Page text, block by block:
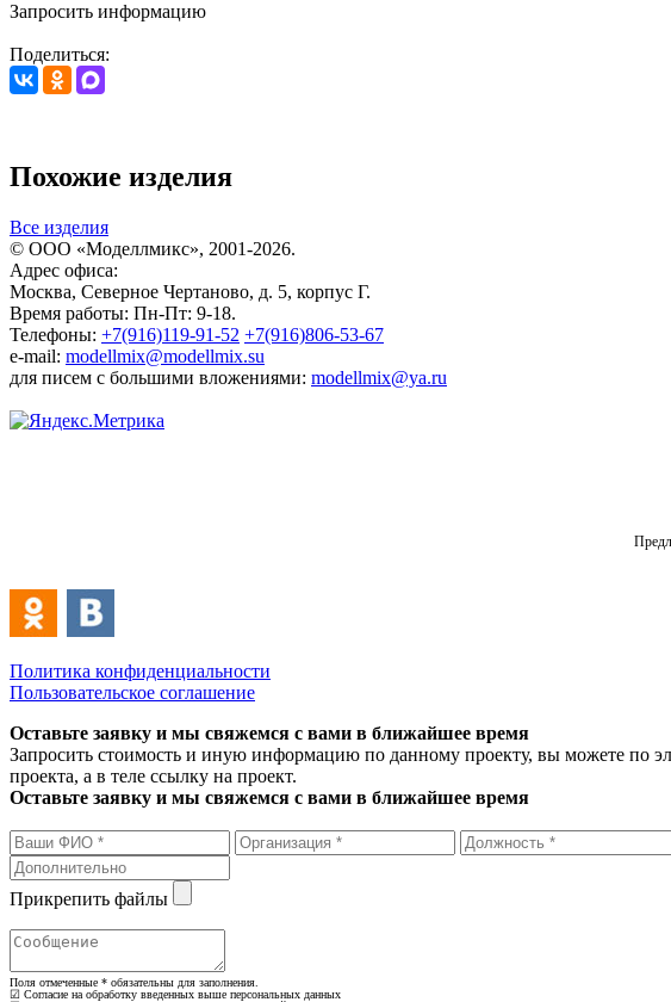
Запросить информацию
Поделиться:
Похожие изделия
Все изделия
© ООО «Моделлмикс», 2001-2026.
Адрес офиса:
Москва, Северное Чертаново, д. 5, корпус Г.
Время работы: Пн-Пт: 9-18.
Телефоны: +7(916)119-91-52 +7(916)806-53-67
e-mail: modellmix@modellmix.su
для писем с большими вложениями: modellmix@ya.ru
Политика конфиденциальности
Пользовательское соглашение
Оставьте заявку и мы свяжемся с вами в ближайшее время
Запросить стоимость и иную информацию по данному проекту, вы можете по
проекта, а в теле ссылку на проект.
Оставьте заявку и мы свяжемся с вами в ближайшее время
Прикрепить файлы
Поля отмеченные * обязательны для заполнения.
☑ Согласие на обработку введенных выше персональных данных